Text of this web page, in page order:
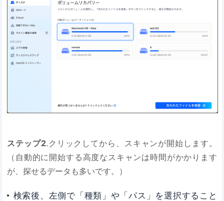
ステップ2.クリックしてから、スキャンが開始します。
（自動的に開始する高度なスキャンは時間がかかります
が、探せるデータも多いです。）
検索後、左側で「種類」や「パス」を選択すること